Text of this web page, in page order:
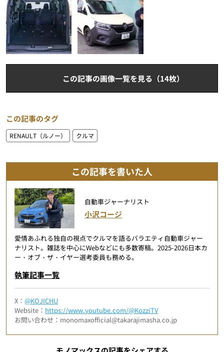
この記事の画像一覧を見る（14枚）
この記事のタグ
RENAULT（ルノー） クルマ
この記事を書いた人
自動車ジャーナリスト
小沢コージ
愛情あふれる独自の視点でクルマを語るバラエティ自動車ジャー
ナリスト。雑誌を中心にWebなどにも多数寄稿。2025-2026日本カ
ー・オブ・ザ・イヤー選考委員も務める。
執筆記事一覧
X：@KOJICHU
Website： https://www.youtube.com/@KozziTV
お問い合わせ：monomaxofficial@takarajimasha.co.jp